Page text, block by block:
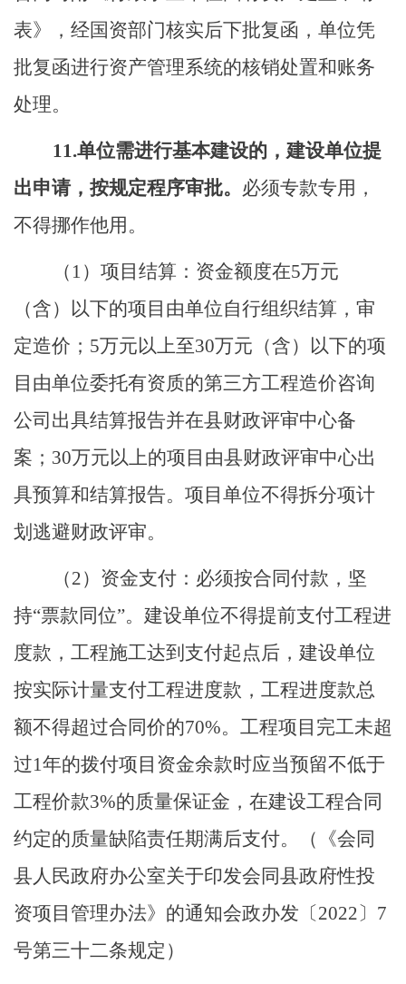
表》，经国资部门核实后下批复函，单位凭
批复函进行资产管理系统的核销处置和账务
处理。
1 1.单位需进行基本建设的，建设单位提
出申请， 按规定程序审批。 必须专款专用，
不得挪作他用。
（ 1 ） 项目结算 ： 资金额度在5万元
（含）
以下的项目由单位自行组织结算，审
定造价 ； 5万元以上至30万元 （含）
以下的项
目 由单位委托有资质的第三方工程造价咨询
公司出具结算报告并在县财政评审中心备
案 ； 30万元以上的项目由县财政评审中心出
具预算和结算报告。项目单位不得拆分项计
划逃避财政评审。
（2） 资金支付： 必须按合同付款，坚
持“票款同位”。建设单位不得提前支付工程进
度款，工程施工达到支付起点 后，建设单位
按实际计量支付工程进度款，工程进度款总
额不得超过合同价的70%。 工程项目完工未超
过1年的拨付项目资金余款时应当预留不低于
工程价款3%的质量保证金，在建设工程合同
约定的质量缺陷责任期满后支付。（《会同
县人民政府办公室关于印发会同县政府性投
资项目管理办法》的通知会政办发 〔2022〕 7
号第三十二条规定）